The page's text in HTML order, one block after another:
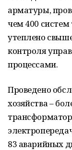
арматуры,
чем 400 систем
утеплено
контроля
процессами.
Проведено
хозяйства –
83 аварийных